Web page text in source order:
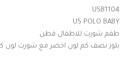
USB1104
US POLO BABY
طقم شورت للاطفال قطن
بلوز نصف كم لون اخضر مع شورت لون